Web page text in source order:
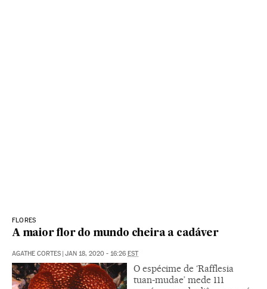
FLORES
A maior flor do mundo cheira a cadáver
AGATHE CORTES JAN 18, 2020 - 16:26 EST
O espécime de ‘Rafflesia
tuan-mudae’ mede 111